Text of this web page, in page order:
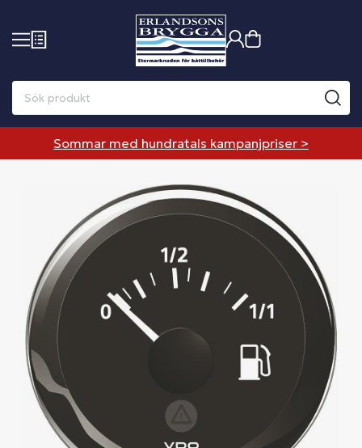
Sommar med hundratals kampanjpriser >